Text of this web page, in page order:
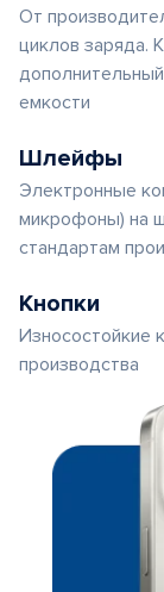
От
циклов заряда.
емкости
Шлейфы
Электронные
микрофоны) на
стандартам
Кнопки
Износостойкие
производства